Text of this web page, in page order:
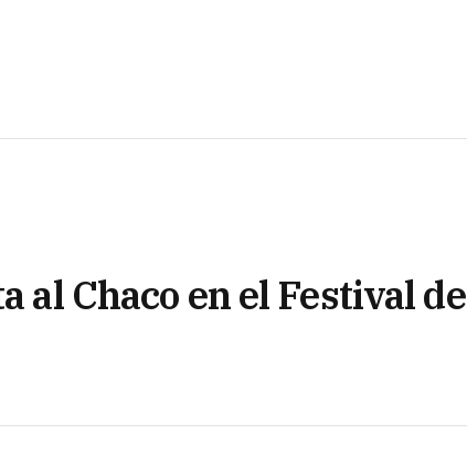
al Chaco en el Festival de